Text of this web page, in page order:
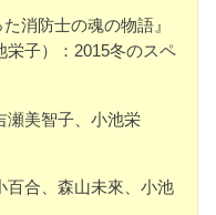
消防士の魂の物語』
栄子）：2015冬のスペ
瀬美智子、小池栄
百合、森山未來、小池